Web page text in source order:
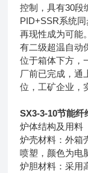
控制，具有30段
PID+SSR系统
再现性成为可能
有二级超温自动
位于箱体下方，
厂前已完成，通
位，工矿企业，
SX3-3-10节能纤
炉体结构及用料
炉壳材料：外箱
喷塑，颜色为电
炉胆材料：采用